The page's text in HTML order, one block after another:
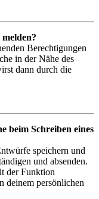
Berechtigungen
in der Nähe des
dann durch die
beim Schreiben eines
speichern und
und absenden.
der Funktion
deinem persönlichen